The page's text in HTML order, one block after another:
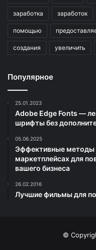
заработка заработок
помощью
создания увеличить
Популярное
25.01.2023
Adobe Edge Fonts —
шрифты без
05.06.2025
Эффективные методы
маркетплейсах для
вашего бизнеса
26.02.2016
Лучшие фильмы для
©